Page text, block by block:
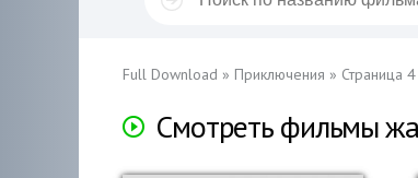
Full Download » Приключения » Страница 4
Смотреть фильмы